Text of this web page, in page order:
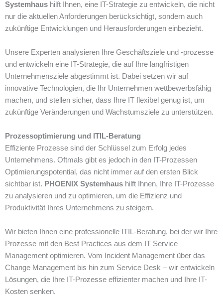
Systemhaus hilft Ihnen, eine IT-Strategie zu entwickeln, die nicht
nur die aktuellen Anforderungen berücksichtigt, sondern auch
zukünftige Entwicklungen und Herausforderungen einbezieht.
Unsere Experten analysieren Ihre Geschäftsziele und -prozesse
und entwickeln eine IT-Strategie, die auf Ihre langfristigen
Unternehmensziele abgestimmt ist. Dabei setzen wir auf
innovative Technologien, die Ihr Unternehmen wettbewerbsfähig
machen, und stellen sicher, dass Ihre IT flexibel genug ist, um
zukünftige Veränderungen und Wachstumsziele zu unterstützen.
Prozessoptimierung und ITIL-Beratung
Effiziente Prozesse sind der Schlüssel zum Erfolg jedes
Unternehmens. Oftmals gibt es jedoch in den IT-Prozessen
Optimierungspotential, das nicht immer auf den ersten Blick
sichtbar ist. PHOENIX Systemhaus hilft Ihnen, Ihre IT-Prozesse
zu analysieren und zu optimieren, um die Effizienz und
Produktivität Ihres Unternehmens zu steigern.
Wir bieten Ihnen eine professionelle ITIL-Beratung, bei der wir Ihre
Prozesse mit den Best Practices aus dem IT Service
Management optimieren. Vom Incident Management über das
Change Management bis hin zum Service Desk – wir entwickeln
Lösungen, die Ihre IT-Prozesse effizienter machen und Ihre IT-
Kosten senken.